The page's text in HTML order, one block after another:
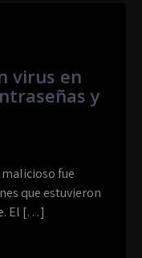
virus en
y
fue
que estuvieron
El […]